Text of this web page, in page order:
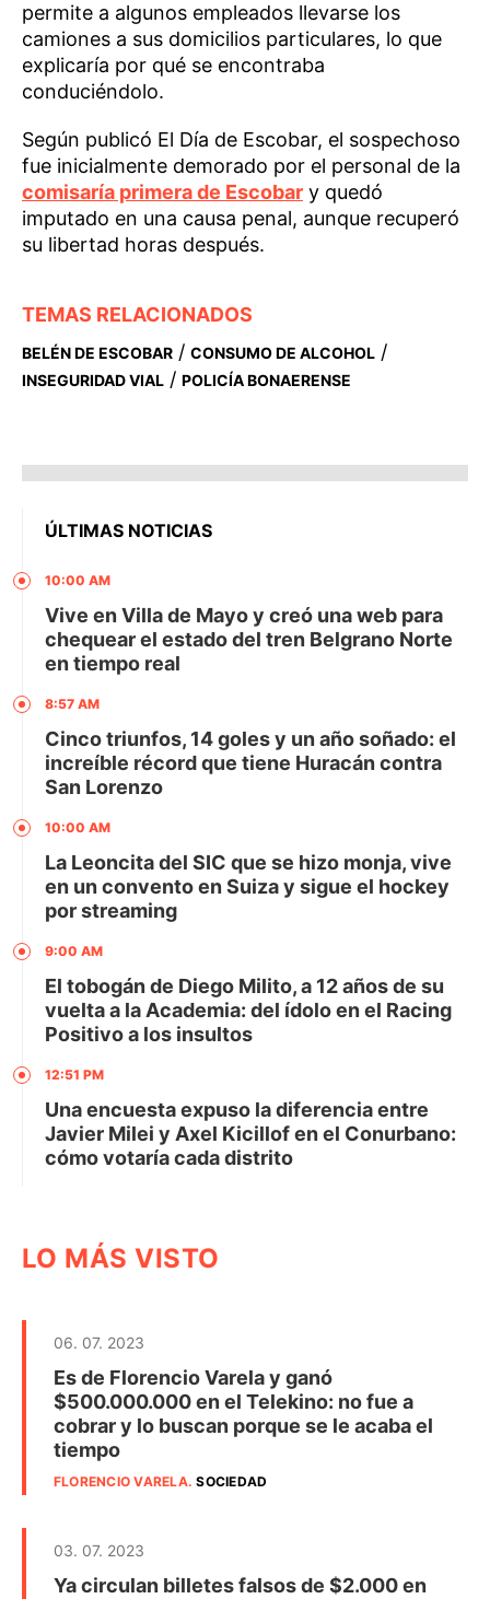
permite a algunos empleados llevarse los
camiones a sus domicilios particulares, lo que
explicaría por qué se encontraba
conduciéndolo.
Según publicó El Día de Escobar, el sospechoso
fue inicialmente demorado por el personal de la
comisaría primera de Escobar y quedó
imputado en una causa penal, aunque recuperó
su libertad horas después.
TEMAS RELACIONADOS
BELÉN DE ESCOBAR / CONSUMO DE ALCOHOL /
INSEGURIDAD VIAL / POLICÍA BONAERENSE
ÚLTIMAS NOTICIAS
10:00 AM
Vive en Villa de Mayo y creó una web para
chequear el estado del tren Belgrano Norte
en tiempo real
8:57 AM
Cinco triunfos, 14 goles y un año soñado: el
increíble récord que tiene Huracán contra
San Lorenzo
10:00 AM
La Leoncita del SIC que se hizo monja, vive
en un convento en Suiza y sigue el hockey
por streaming
9:00 AM
El tobogán de Diego Milito, a 12 años de su
vuelta a la Academia: del ídolo en el Racing
Positivo a los insultos
12:51 PM
Una encuesta expuso la diferencia entre
Javier Milei y Axel Kicillof en el Conurbano:
cómo votaría cada distrito
LO MÁS VISTO
06. 07. 2023
Es de Florencio Varela y ganó
$500.000.000 en el Telekino: no fue a
cobrar y lo buscan porque se le acaba el
tiempo
FLORENCIO VARELA.SOCIEDAD
03. 07. 2023
Ya circulan billetes falsos de $2.000 en